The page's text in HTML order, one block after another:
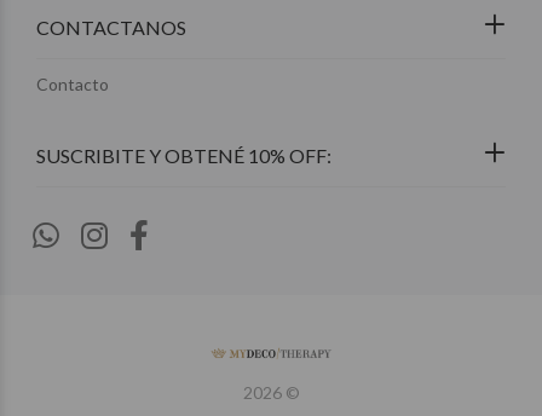
CONTACTANOS
Contacto
2026 ©